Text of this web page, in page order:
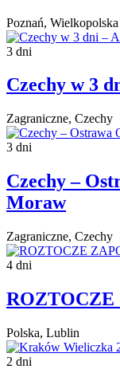
Poznań, Wielkopolska
3 dni
Czechy w 3
Zagraniczne, Czechy
3 dni
Czechy –
Moraw
Zagraniczne, Czechy
4 dni
ROZTOCZE
Polska, Lublin
2 dni